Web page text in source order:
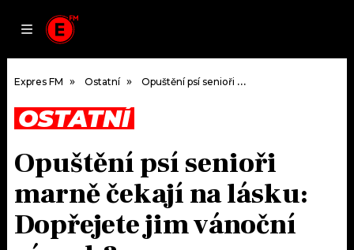
DOMŮ
ČLÁNKY
PODCASTY
Expres FM Ostatní Opuštění psí senioři marně čekají na lásku: Dopřejete jim vánoční zázrak?
OSTATNÍ
Opuštění psí senioři
marně čekají na lásku:
Dopřejete jim vánoční